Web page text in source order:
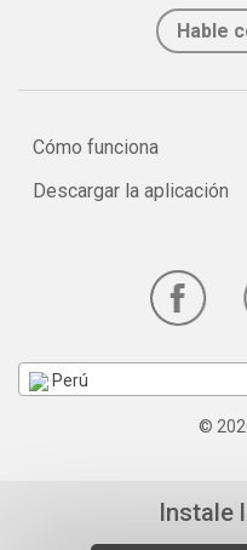
Hable
Cómo funciona
Descargar la aplicación
Perú
©
Instale